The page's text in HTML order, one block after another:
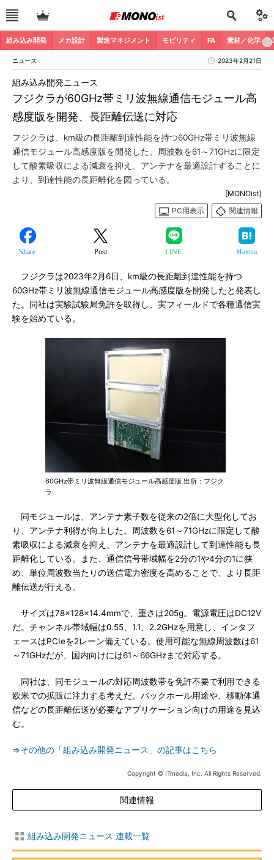
組み込み開発 メカ設計 製造マネジメント モビリティ FA 素材／化学
ニュース 2023年2月21日
フジクラが60GHz帯ミリ波無線通信モジュール高
感度版を開発、長距離伝送に対応
組み込み開発ニュース
フジクラは、km級の長距離到達性能を持つ60GHz帯ミリ波無線
通信モジュール高感度版を開発した。周波数を61～71GHzに限定
して酸素吸収による減衰を抑え、アンテナを最適設計することに
より、到達性能の長距離化を図っている。
[MONOist]
PC用表示
関連情報
Share Post LINE Hatena
フジクラは2023年2月6日、km級の長距離到達性能を持つ
60GHz帯ミリ波無線通信モジュール高感度版を開発したと発表し
た。同社は実験試験局免許を取得し、実フィールドで各種通信実
験を始めている。
60GHz帯ミリ波無線通信モジュール高感度版 出所：フジク
ラ
同モジュールは、アンテナ素子数を従来の2倍に大型化してお
り、アンテナ利得が向上した。周波数を61～71GHzに限定して酸
素吸収による減衰を抑え、アンテナを最適設計して到達性能も長
距離化している。また、通信信号帯域幅を2分の1や4分の1に狭
め、単位周波数当たりの送信電力密度を高めることで、より長距
離伝送が行える。
サイズは78×128×14.4mmで、重さは205g。電源電圧はDC12V
だ。チャンネル帯域幅は0.55、1.1、2.2GHzを用意し、インタフ
ェースはPCIeを2レーン備えている。使用可能な無線周波数は61
～71GHzだが、国内向けには61～66GHzまで対応する。
同社は、同モジュールの対応周波数帯を免許不要で利用できる
欧米での拡販に注力する考えだ。バックホール用途や、移動体通
信などの長距離伝送が必要なアプリケーション向けの用途を見込
む。
⇒その他の「組み込み開発ニュース」の記事はこちら
Copyright © ITmedia, Inc. All Rights Reserved.
関連情報
組み込み開発ニュース 連載一覧